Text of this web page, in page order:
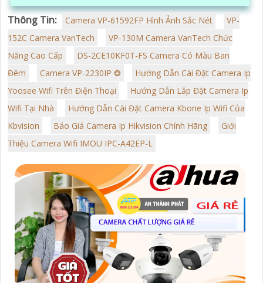
Thông Tin: Camera VP-61592FP Hình Ảnh Sắc Nét
VP-
152C Camera VanTech
VP-130M Camera VanTech Chức
Năng Cao Cấp
DS-2CE10KF0T-FS Camera Có Màu Ban
Đêm
Camera VP-2230IP ❂
Hướng Dẫn Cài Đặt Camera Ip
Yoosee Wifi Trên Điện Thoại
Hướng Dẫn Lắp Đặt Camera Ip
Wifi Tại Nhà
Hướng Dẫn Cài Đặt Camera Kbone Ip Wifi Của
Kbvision
Báo Giá Camera Ip Hikvision Chính Hãng
Giới
Thiệu Camera Wifi IMOU IPC-A42EP-L